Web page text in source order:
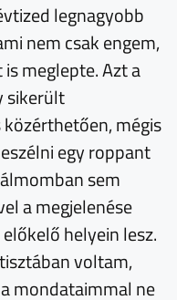
legnagyobb
nem csak engem,
meglepte. Azt a
sikerült
mégis
egy roppant
sem
a megjelenése
helyein lesz.
voltam,
mondataimmal ne